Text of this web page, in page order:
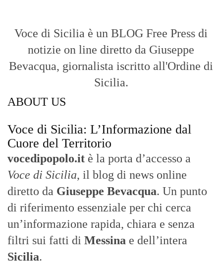
Voce di Sicilia è un BLOG Free Press di
notizie on line diretto da Giuseppe
Bevacqua, giornalista iscritto all'Ordine di
Sicilia.
ABOUT US
Voce di Sicilia: L’Informazione dal
Cuore del Territorio
vocedipopolo.it è la porta d’accesso a
Voce di Sicilia, il blog di news online
diretto da Giuseppe Bevacqua. Un punto
di riferimento essenziale per chi cerca
un’informazione rapida, chiara e senza
filtri sui fatti di Messina e dell’intera
Sicilia.